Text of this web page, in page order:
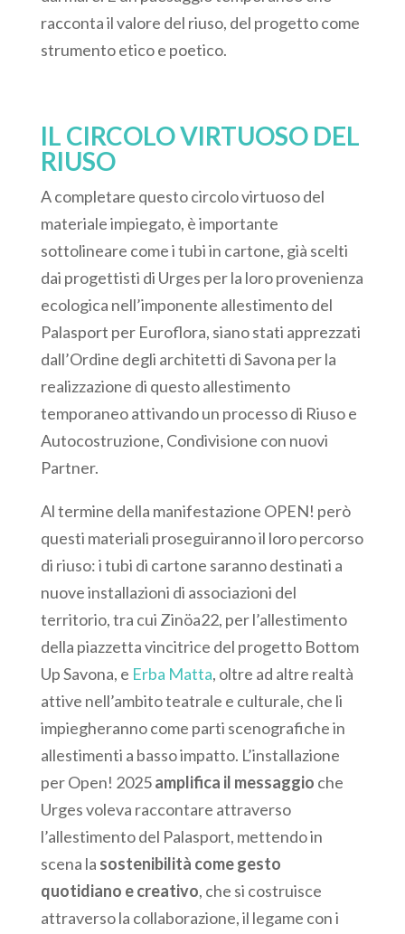
racconta il valore del riuso, del progetto come
strumento etico e poetico.
IL CIRCOLO VIRTUOSO DEL
RIUSO
A completare questo circolo virtuoso del
materiale impiegato, è importante
sottolineare come i tubi in cartone, già scelti
dai progettisti di Urges per la loro provenienza
ecologica nell’imponente allestimento del
Palasport per Euroflora, siano stati apprezzati
dall’Ordine degli architetti di Savona per la
realizzazione di questo allestimento
temporaneo attivando un processo di Riuso e
Autocostruzione, Condivisione con nuovi
Partner.
Al termine della manifestazione OPEN! però
questi materiali proseguiranno il loro percorso
di riuso: i tubi di cartone saranno destinati a
nuove installazioni di associazioni del
territorio, tra cui Zinöa22, per l’allestimento
della piazzetta vincitrice del progetto Bottom
Up Savona, e Erba Matta, oltre ad altre realtà
attive nell’ambito teatrale e culturale, che li
impiegheranno come parti scenografiche in
allestimenti a basso impatto. L’installazione
per Open! 2025amplifica il messaggio che
Urges voleva raccontare attraverso
l’allestimento del Palasport, mettendo in
scena la sostenibilità come gesto
quotidiano e creativo, che si costruisce
attraverso la collaborazione, il legame con i